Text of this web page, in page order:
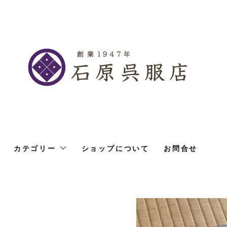
カテゴリー ショップについて お問合せ